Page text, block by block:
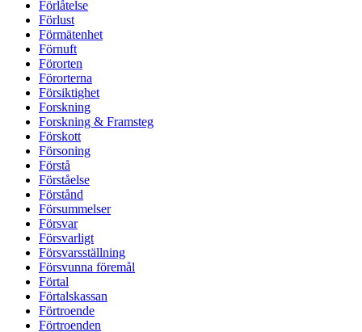
Förlåtelse
Förlust
Förmätenhet
Förnuft
Förorten
Förorterna
Försiktighet
Forskning
Forskning & Framsteg
Förskott
Försoning
Förstå
Förståelse
Förstånd
Försummelser
Försvar
Försvarligt
Försvarsställning
Försvunna föremål
Förtal
Förtalskassan
Förtroende
Förtroenden